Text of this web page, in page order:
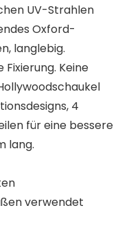
UV-Strahlen
Oxford-
langlebig.
Keine
4
für eine bessere
lang.
verwendet